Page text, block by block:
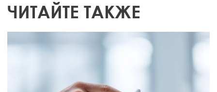
ЧИТАЙТЕ ТАКЖЕ